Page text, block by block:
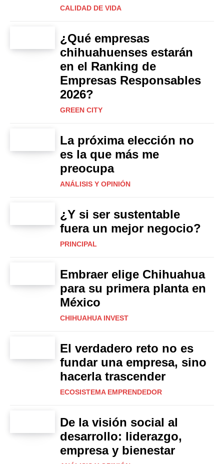
CALIDAD DE VIDA
¿Qué empresas
chihuahuenses estarán
en el Ranking de
Empresas Responsables
2026?
GREEN CITY
La próxima elección no
es la que más me
preocupa
ANÁLISIS Y OPINIÓN
¿Y si ser sustentable
fuera un mejor negocio?
PRINCIPAL
Embraer elige Chihuahua
para su primera planta en
México
CHIHUAHUA INVEST
El verdadero reto no es
fundar una empresa, sino
hacerla trascender
ECOSISTEMA EMPRENDEDOR
De la visión social al
desarrollo: liderazgo,
empresa y bienestar